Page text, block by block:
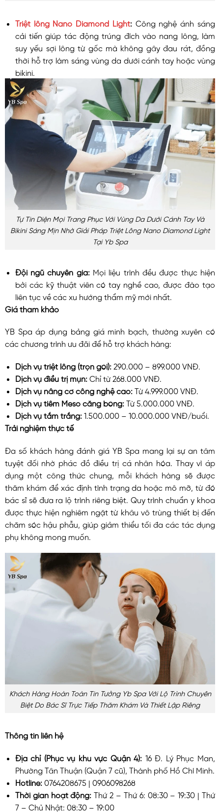
Triệt lông Nano Diamond Light: Công nghệ ánh sáng
cải tiến giúp tác động trúng đích vào nang lông, làm
suy yếu sợi lông từ gốc mà không gây đau rát, đồng
thời hỗ trợ làm sáng vùng da dưới cánh tay hoặc vùng
bikini.
Tự Tin Diện Mọi Trang Phục Với Vùng Da Dưới Cánh Tay Và
Bikini Sáng Mịn Nhờ Giải Pháp Triệt Lông Nano Diamond Light
Tại Yb Spa
Đội ngũ chuyên gia: Mọi liệu trình đều được thực hiện
bởi các kỹ thuật viên có tay nghề cao, được đào tạo
liên tục về các xu hướng thẩm mỹ mới nhất.
Giá tham khảo
YB Spa áp dụng bảng giá minh bạch, thường xuyên có
các chương trình ưu đãi để hỗ trợ khách hàng:
Dịch vụ triệt lông (trọn gói): 290.000 – 899.000 VNĐ.
Dịch vụ điều trị mụn: Chỉ từ 268.000 VNĐ.
Dịch vụ nâng cơ công nghệ cao: Từ 4.999.000 VNĐ.
Dịch vụ tiêm Meso căng bóng: Từ 5.000.000 VNĐ.
Dịch vụ tắm trắng: 1.500.000 – 10.000.000 VNĐ/buổi.
Trải nghiệm thực tế
Đa số khách hàng đánh giá YB Spa mang lại sự an tâm
tuyệt đối nhờ phác đồ điều trị cá nhân hóa. Thay vì áp
dụng một công thức chung, mỗi khách hàng sẽ được
thăm khám để xác định tình trạng da hoặc mô mỡ, từ đó
bác sĩ sẽ đưa ra lộ trình riêng biệt. Quy trình chuẩn y khoa
được thực hiện nghiêm ngặt từ khâu vô trùng thiết bị đến
chăm sóc hậu phẫu, giúp giảm thiểu tối đa các tác dụng
phụ không mong muốn.
Khách Hàng Hoàn Toàn Tin Tưởng Yb Spa Với Lộ Trình Chuyên
Biệt Do Bác Sĩ Trực Tiếp Thăm Khám Và Thiết Lập Riêng
Thông tin liên hệ
Địa chỉ (Phục vụ khu vực Quận 4): 16 Đ. Lý Phục Man,
Phường Tân Thuận (Quận 7 cũ), Thành phố Hồ Chí Minh.
Hotline: 0764208675 | 0906098268
Thời gian hoạt động: Thứ 2 – Thứ 6: 08:30 – 19:30 | Thứ
7 – Chủ Nhật: 08:30 – 19:00